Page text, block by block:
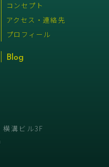
コンセプト
アクセス・連絡先
プロフィール
Blog
溝ビル3F